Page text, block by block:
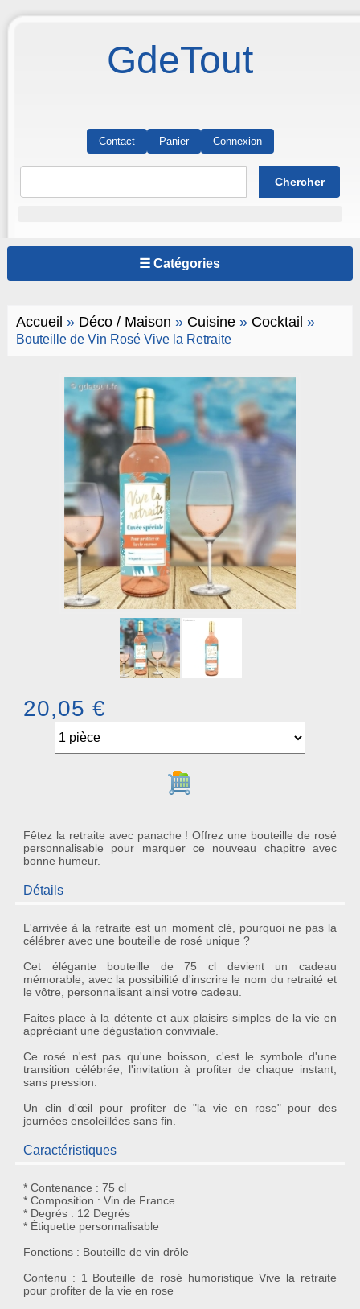
GdeTout
Contact Panier Connexion
☰ Catégories
Accueil » Déco / Maison » Cuisine» Cocktail »
Bouteille de Vin Rosé Vive la Retraite
20,05 €
Ajouter au panier
Fêtez la retraite avec panache ! Offrez une bouteille de rosé
personnalisable pour marquer ce nouveau chapitre avec
bonne humeur.
Détails
L'arrivée à la retraite est un moment clé, pourquoi ne pas la
célébrer avec une bouteille de rosé unique ?
Cet élégante bouteille de 75 cl devient un cadeau
mémorable, avec la possibilité d'inscrire le nom du retraité et
le vôtre, personnalisant ainsi votre cadeau
Faites place à la détente et aux plaisirs simples de la vie en
appréciant une dégustation conviviale.
Ce rosé n'est pas qu'une boisson, c'est le symbole d'une
transition célébrée, l'invitation à profiter de chaque instant,
sans pression.
Un clin d'œil pour profiter de "la vie en rose" pour des
journées ensoleillées sans fin.
Caractéristiques
* Contenance : 75 cl
* Composition : Vin de France
* Degrés : 12 Degrés
* Étiquette personnalisable
Fonctions : Bouteille de vin drôle
Contenu : 1 Bouteille de rosé humoristique Vive la retraite
pour profiter de la vie en rose